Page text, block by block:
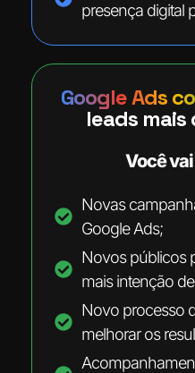
presença digital
Google Ads
leads
Você
Novas
Google Ads;
Novos públicos
mais intenção
Novo processo
melhorar os